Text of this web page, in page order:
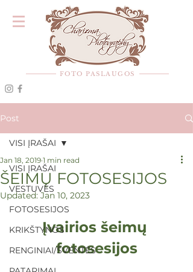
FOTO PASLAUGOS
Post
VISI ĮRAŠAI
VESTUVĖS
FOTOSESIJOS
KRIKŠTYNOS
RENGINIAI/ŠVENTĖS
VISI ĮRAŠAI
ŠEIMŲ FOTOSESIJOS
Jan 18, 2019 1 min read
Updated:Jan 10, 2023
Įvairios šeimų
fotosesijos